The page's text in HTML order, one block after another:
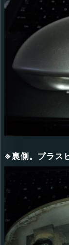
※裏側。プラス